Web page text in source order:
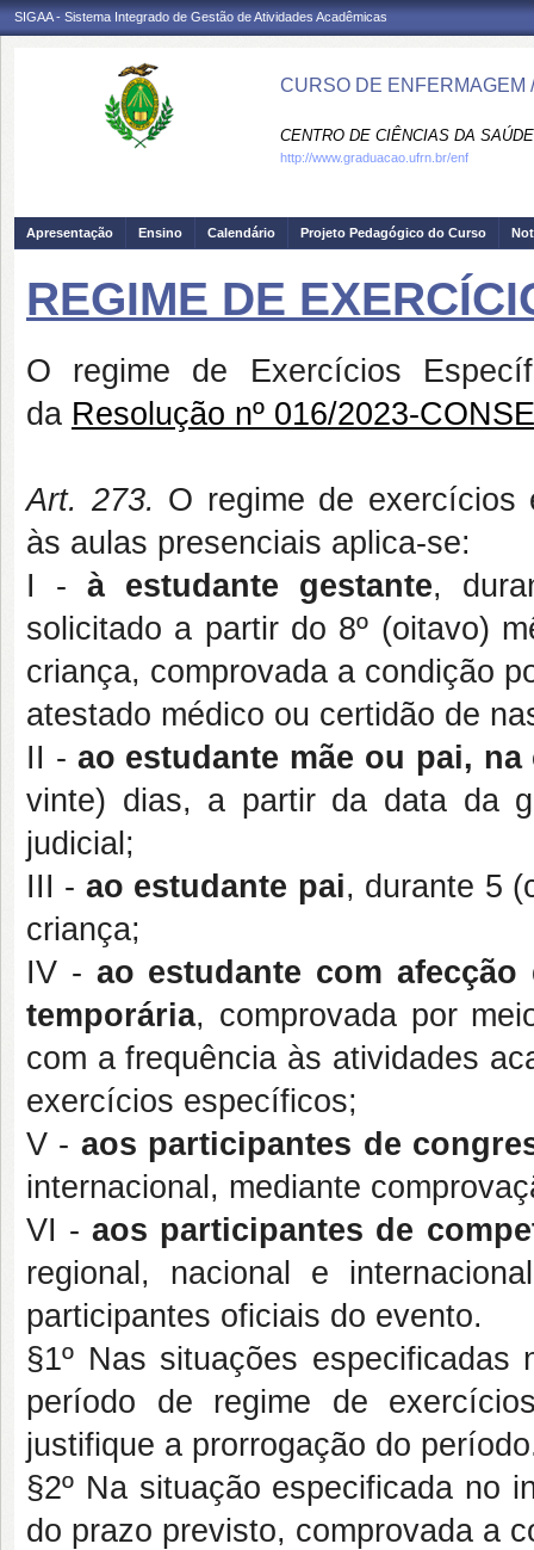
SIGAA - Sistema Integrado de Gestão de Atividades Acadêmicas
CURSO DE ENFERMAGEM
CENTRO DE CIÊNCIAS DA
http://www.graduacao.ufrn.br/enf
Apresentação Ensino Calendário Projeto Pedagógico do Curso
REGIME DE
O regime de Exercícios
da Resolução nº 016/2023-
Art. 273. O regime de exercícios
às aulas presenciais aplica-se:
I - à estudante gestante,
solicitado a partir do 8º (oitavo)
criança, comprovada a condição
atestado médico ou certidão de
II - ao estudante mãe ou pai,
vinte) dias, a partir da data da
judicial;
III - ao estudante pai, durante 5
criança;
IV - ao estudante com
temporária, comprovada por
com a frequência às atividades
exercícios específicos;
V - aos participantes de
internacional, mediante
VI -aos participantes de
regional, nacional e
participantes oficiais do evento.
§1º Nas situações
período de regime de
justifique a prorrogação do
§2º Na situação especificada no
do prazo previsto, comprovada a